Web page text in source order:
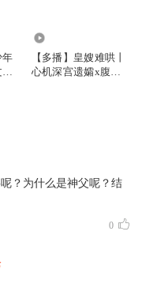
年
【多播】皇嫂难哄丨
心机深宫遗孀x腹黑
？为什么是神父呢？结
0